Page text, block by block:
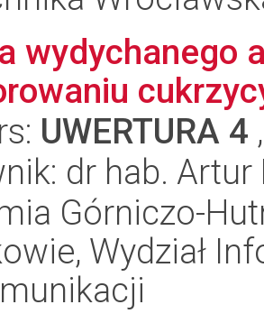
wydychanego
UWERTURA 4
dr hab.
Górniczo-
Wydział